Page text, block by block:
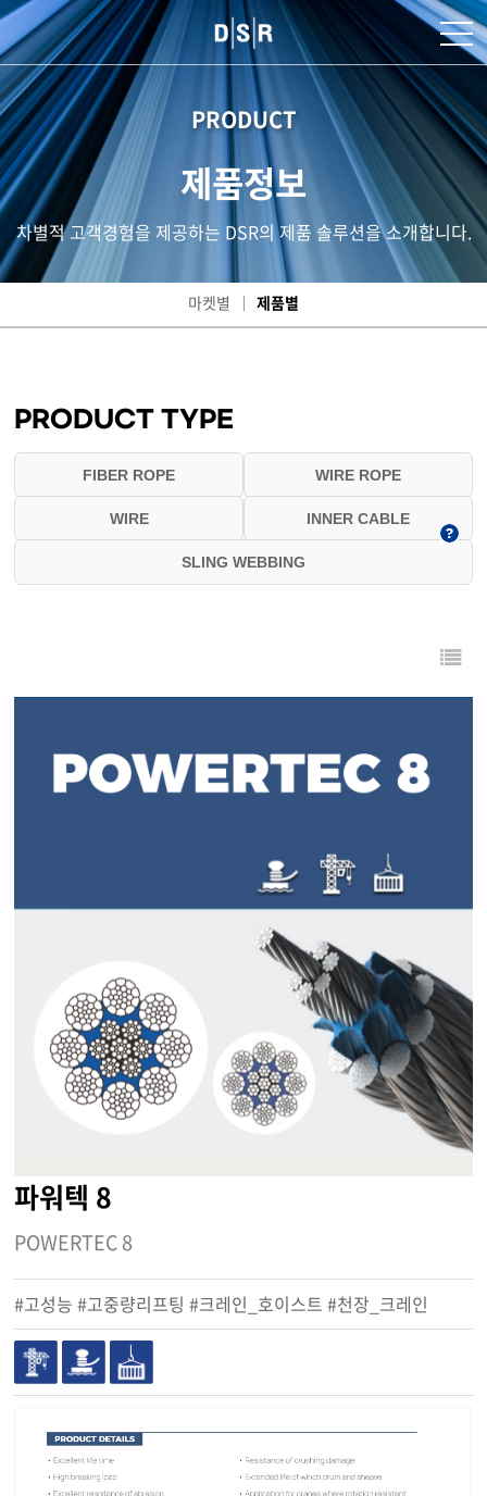
PRODUCT
제품정보
차별적 고객경험을 제공하는 DSR의 제품 솔루션을 소개합니다.
마켓별 제품별
PRODUCT TYPE
FIBER ROPE WIRE ROPE
WIRE INNER CABLE
SLING WEBBING
파워텍 8
POWERTEC 8
#고성능 #고중량리프팅 #크레인_호이스트 #천장_크레인